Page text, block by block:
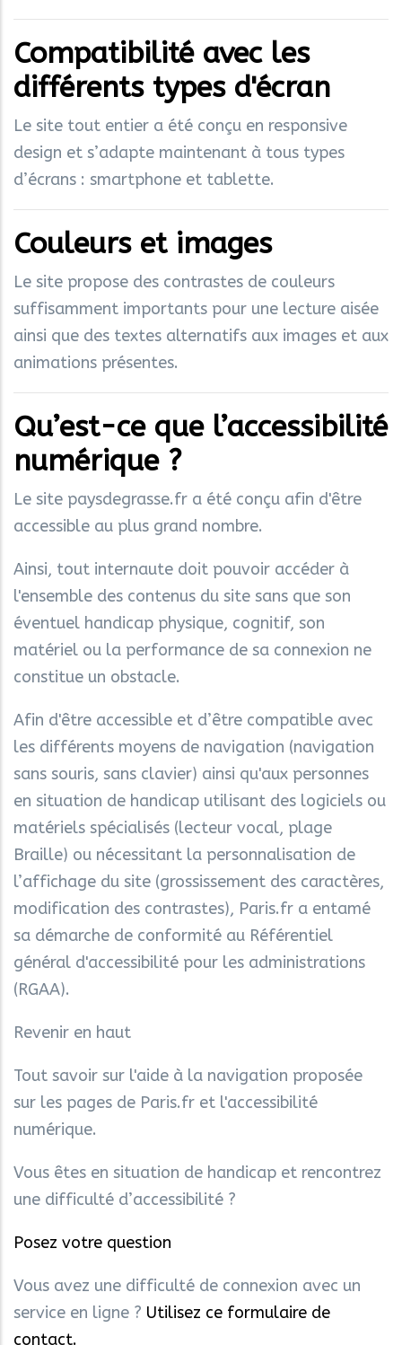
Compatibilité avec les
différents types d'écran
Le site tout entier a été conçu en responsive
design et s’adapte maintenant à tous types
d’écrans : smartphone et tablette.
Couleurs et images
Le site propose des contrastes de couleurs
suffisamment importants pour une lecture aisée
ainsi que des textes alternatifs aux images et aux
animations présentes.
Qu’est-ce que l’accessibilité
numérique ?
Le site paysdegrasse.fr a été conçu afin d'être
accessible au plus grand nombre.
Ainsi, tout internaute doit pouvoir accéder à
l'ensemble des contenus du site sans que son
éventuel handicap physique, cognitif, son
matériel ou la performance de sa connexion ne
constitue un obstacle.
Afin d'être accessible et d’être compatible avec
les différents moyens de navigation (navigation
sans souris, sans clavier) ainsi qu'aux personnes
en situation de handicap utilisant des logiciels ou
matériels spécialisés (lecteur vocal, plage
Braille) ou nécessitant la personnalisation de
l’affichage du site (grossissement des caractères,
modification des contrastes), Paris.fr a entamé
sa démarche de conformité au Référentiel
général d'accessibilité pour les administrations
(RGAA).
Revenir en haut
Tout savoir sur l'aide à la navigation proposée
sur les pages de Paris.fr et l'accessibilité
numérique.
Vous êtes en situation de handicap et rencontrez
une difficulté d’accessibilité ?
Posez votre question
Vous avez une difficulté de connexion avec un
service en ligne ? Utilisez ce formulaire de
contact.